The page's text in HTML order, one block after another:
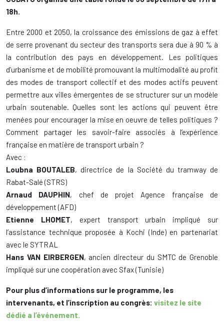
18h.
Entre 2000 et 2050, la croissance des émissions de gaz à effet
de serre provenant du secteur des transports sera due à 90 % à
la contribution des pays en développement. Les politiques
d’urbanisme et de mobilité promouvant la multimodalité au profit
des modes de transport collectif et des modes actifs peuvent
permettre aux villes émergentes de se structurer sur un modèle
urbain soutenable. Quelles sont les actions qui peuvent être
menées pour encourager la mise en oeuvre de telles politiques ?
Comment partager les savoir-faire associés à l’expérience
française en matière de transport urbain ?
Avec :
Loubna BOUTALEB, directrice de la Société du tramway de
Rabat-Salé (STRS)
Arnaud DAUPHIN, chef de projet Agence française de
développement (AFD)
Etienne LHOMET, expert transport urbain impliqué sur
l’assistance technique proposée à Kochi (Inde) en partenariat
avec le SYTRAL
Hans VAN EIRBERGEN, ancien directeur du SMTC de Grenoble
impliqué sur une coopération avec Sfax (Tunisie)
Pour plus d’informations sur le programme, les
intervenants, et l’inscription au congrès: visitez le site
dédié a l’événement.